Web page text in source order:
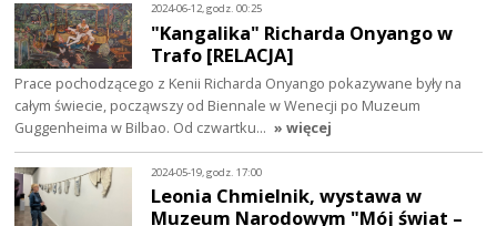
2024-06-12, godz. 00:25
"Kangalika" Richarda Onyango w
Trafo [RELACJA]
Prace pochodzącego z Kenii Richarda Onyango pokazywane były na
całym świecie, począwszy od Biennale w Wenecji po Muzeum
Guggenheima w Bilbao. Od czwartku… » więcej
2024-05-19, godz. 17:00
Leonia Chmielnik, wystawa w
Muzeum Narodowym "Mój świat –